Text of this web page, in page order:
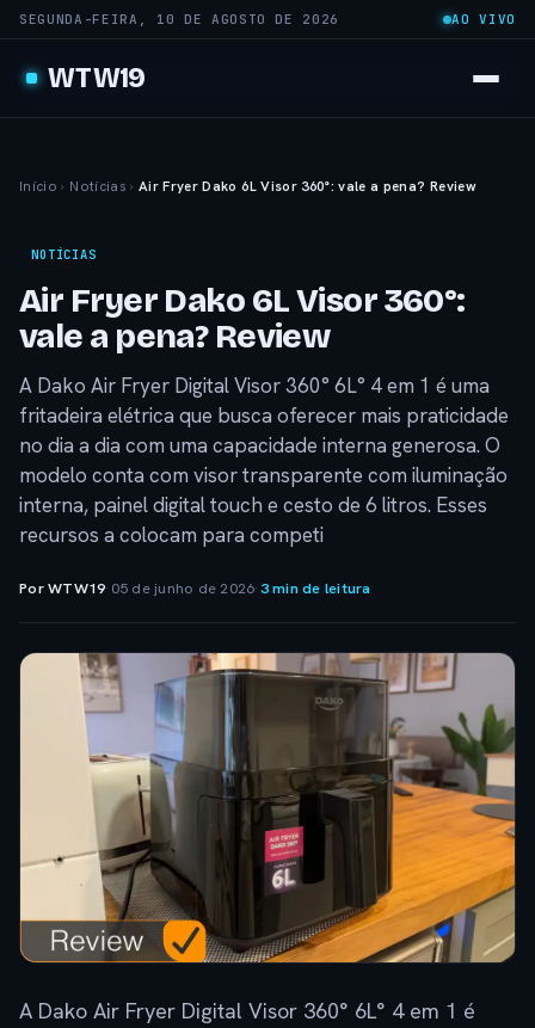
SEGUNDA-FEIRA, 10 DE AGOSTO DE 2026 AO VIVO
WTW19
Início › Notícias › Air Fryer Dako 6L Visor 360°: vale a pena? Review
NOTÍCIAS
Air Fryer Dako 6L Visor 360°:
vale a pena? Review
A Dako Air Fryer Digital Visor 360° 6L° 4 em 1 é uma
fritadeira elétrica que busca oferecer mais praticidade
no dia a dia com uma capacidade interna generosa. O
modelo conta com visor transparente com iluminação
interna, painel digital touch e cesto de 6 litros. Esses
recursos a colocam para competi
Por WTW19· 05 de junho de 2026·3 min de leitura
A Dako Air Fryer Digital Visor 360° 6L° 4 em 1 é